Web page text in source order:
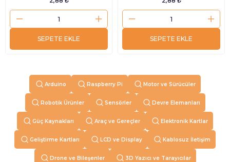
SEPETE EKLE SEPETE EKLE
Arduino Raspberry Pi Motor ve Sürücüler
Robotik Ürünler Sensörler Devre Elemanları
Güç Kaynakları Araç ve Gereçler Elektronik Kartlar
Geliştirme Kartları LCD ve Display Kablosuz İletişim
Drone ve Bileşenler 3D Yazıcı ve Tarayıcılar